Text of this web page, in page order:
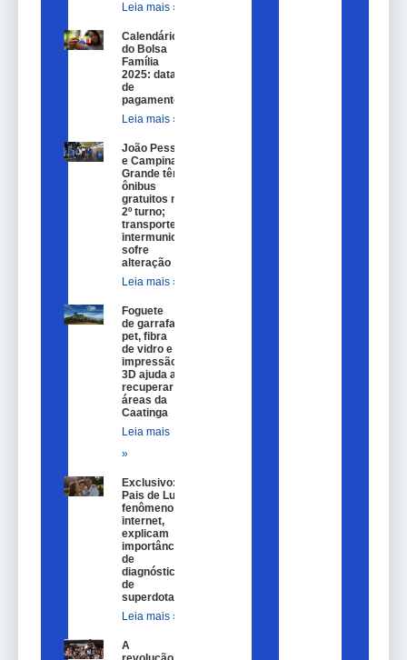
Leia mais »
Calendário
do Bolsa
Família
2025: datas
de
pagamento.
Leia mais »
João Pessoa
e Campina
Grande têm
ônibus
gratuitos no
2º turno;
transporte
intermunicipal
sofre
alteração
Leia mais »
Foguete
de garrafa
pet, fibra
de vidro e
impressão
3D ajuda a
recuperar
áreas da
Caatinga
Leia mais
»
Exclusivo:
Pais de Lulu,
fenômeno na
internet,
explicam
importância
de
diagnóstico
de
superdotação
Leia mais »
A